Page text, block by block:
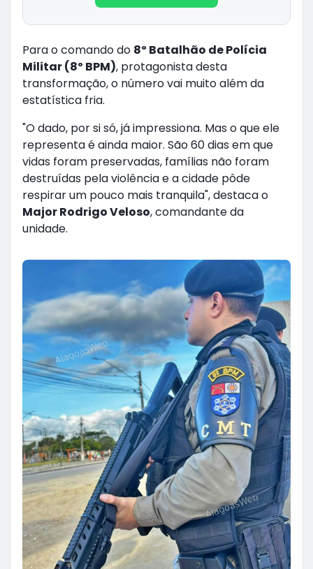
Para o comando do 8º Batalhão de Polícia
Militar (8º BPM), protagonista desta
transformação, o número vai muito além da
estatística fria.
"O dado, por si só, já impressiona. Mas o que ele
representa é ainda maior. São 60 dias em que
vidas foram preservadas, famílias não foram
destruídas pela violência e a cidade pôde
respirar um pouco mais tranquila", destaca o
Major Rodrigo Veloso, comandante da
unidade.